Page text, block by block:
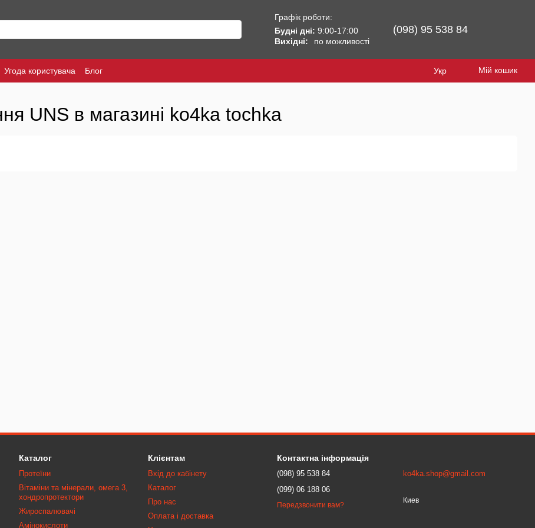
Графік роботи:
Будні дні: 9:00-17:00
Вихідні:
по можливості
(098) 95 538 84
Угода користувача Блог Укр Мій кошик
UNS в магазині ko4ka tochka
Каталог
Протеїни
Вітаміни та мінерали, омега 3,
хондропротектори
Жироспалювачі
Амінокислоти
Клієнтам
Вхід до кабінету
Каталог
Про нас
Оплата і доставка
Контактна інформація
(098) 95 538 84
(099) 06 188 06
Передзвонити вам?
ko4ka.shop@gmail.com
Киев